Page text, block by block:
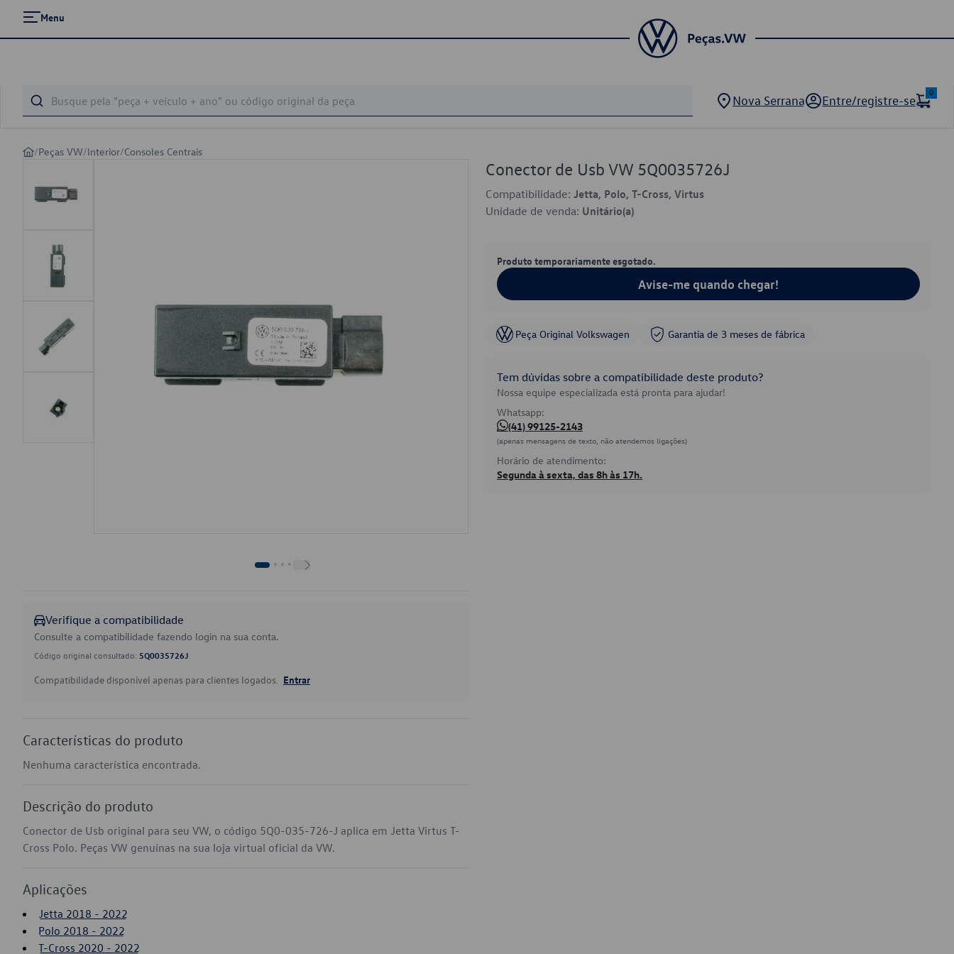
Menu
Nova Serrana Entre/registre-se
0
/Peças VW/Interior/Consoles Centrais
Verifique a compatibilidade
Consulte a compatibilidade fazendo login na sua conta.
Código original consultado: 5Q0035726J
Compatibilidade disponível apenas para clientes logados. Entrar
Características do produto
Nenhuma característica encontrada.
Descrição do produto
Conector de Usb original para seu VW, o código 5Q0-035-726-J aplica em Jetta Virtus T-
Cross Polo. Peças VW genuínas na sua loja virtual oficial da VW.
Aplicações
Jetta 2018 - 2022
Polo 2018 - 2022
T-Cross 2020 - 2022
Conector de Usb VW 5Q0035726J
Compatibilidade: Jetta, Polo, T-Cross, Virtus
Unidade de venda: Unitário(a)
Produto temporariamente esgotado.
Avise-me quando chegar!
Peça Original Volkswagen Garantia de 3 meses de fábrica
Tem dúvidas sobre a compatibilidade deste produto?
Nossa equipe especializada está pronta para ajudar!
Whatsapp:
(41) 99125-2143
(apenas mensagens de texto, não atendemos ligações)
Horário de atendimento:
Segunda à sexta, das 8h às 17h.